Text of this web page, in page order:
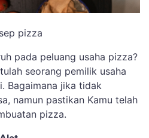
pizza
pada peluang usaha pizza?
seorang pemilik usaha
Bagaimana jika tidak
namun pastikan Kamu telah
pizza.